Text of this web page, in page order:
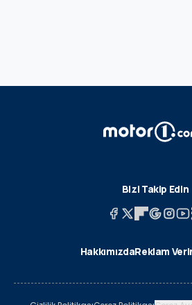
Bizi Takip Edin
HakkımızdaReklam